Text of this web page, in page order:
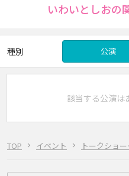
TOP イベント トークショ
いわいとしおの
種別 公演
該当する公演は